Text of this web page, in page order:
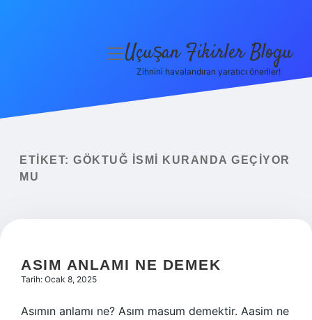
Yasal Uyarı
menüyü
Uçuşan Fikirler Blogu
Zihnini havalandıran yaratıcı öneriler!
ETIKET: GÖKTUĞ ISMI KURANDA GEÇIYOR
MU
ASIM ANLAMI NE DEMEK
Tarih: Ocak 8, 2025
Asımın anlamı ne? Asım masum demektir. Aasim ne